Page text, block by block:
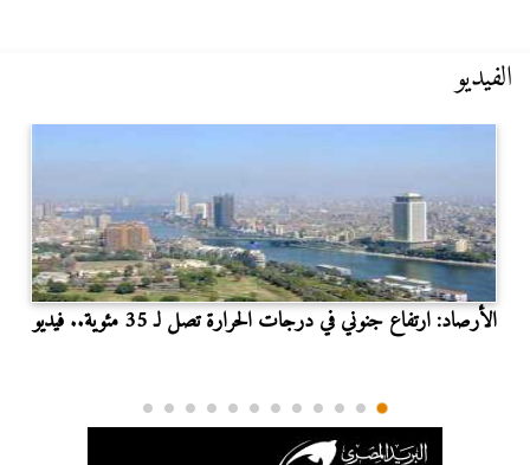
الفيديو
الأرصاد: ارتفاع جنوني في درجات الحرارة تصل لـ 35 مئوية.. فيديو